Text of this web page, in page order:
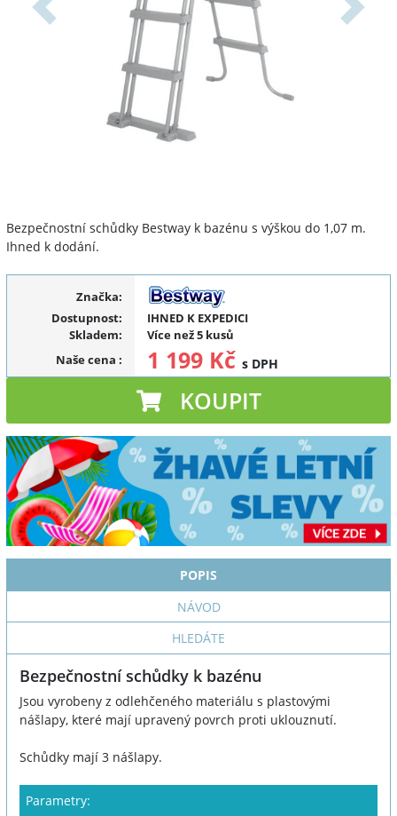
Předchozí Další
Bezpečnostní schůdky Bestway k bazénu s výškou do 1,07 m.
Ihned k dodání.
Značka:
Dostupnost:
IHNED K EXPEDICI
Skladem:
Více než 5 kusů
Naše cena : 1 199 Kč s DPH
KOUPIT
POPIS
NÁVOD
HLEDÁTE
Bezpečnostní schůdky k bazénu
Jsou vyrobeny z odlehčeného materiálu s plastovými
nášlapy, které mají upravený povrch proti uklouznutí.
Schůdky mají 3 nášlapy.
Parametry: